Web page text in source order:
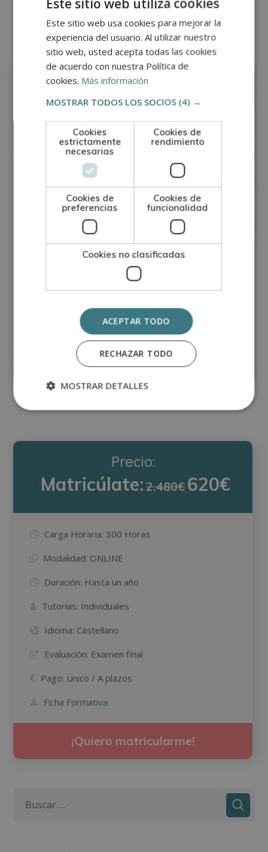
Otras titulaciones
Cine, Radio y TV
Regidor en Espectáculos y Cine
Matricúlate:
Precio:
Matricúlate:2.480€ 620€
Carga Horaria: 300 Horas
Modalidad: ONLINE
Duración: Hasta un año
Tutorías: Individuales
Idioma: Castellano
Evaluación: Examen final
Pago: Único / A plazos
Ficha Formativa
¡Quiero matricularme!
Este sitio web usa cookies para mejorar la
experiencia del usuario. Al utilizar nuestro
sitio web, usted acepta todas las cookies
de acuerdo con nuestra Política de
cookies. Más información
MOSTRAR TODOS LOS SOCIOS (4) →
Cookies
estrictamente
necesarias
Cookies de
rendimiento
Cookies de
preferencias
Cookies de
funcionalidad
Cookies no clasificadas
ACEPTAR TODO
RECHAZAR TODO
MOSTRAR DETALLES